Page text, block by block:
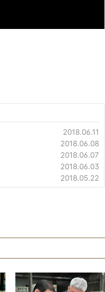
2018.06.11
2018.06.08
2018.06.07
2018.06.03
2018.05.22